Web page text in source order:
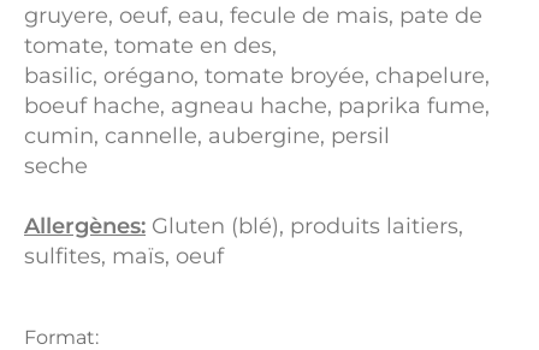
gruyere, oeuf, eau, fecule de mais, pate de
tomate, tomate en des,
basilic, orégano, tomate broyée, chapelure,
boeuf hache, agneau hache, paprika fume,
cumin, cannelle, aubergine, persil
seche
Allergènes: Gluten (blé), produits laitiers,
sulfites, maïs, oeuf
Format: